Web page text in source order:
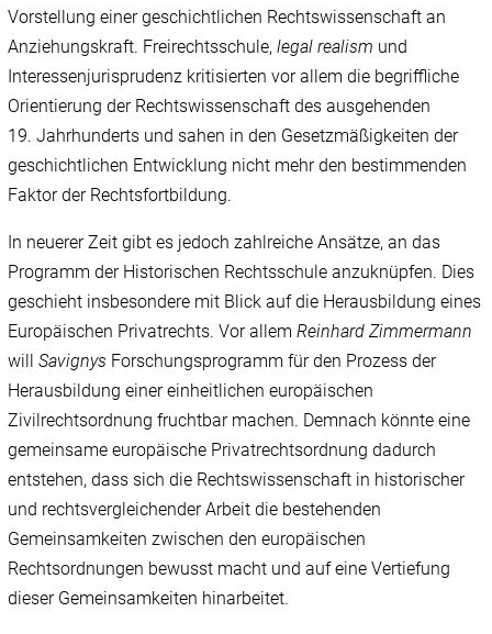
Vorstellung einer geschichtlichen Rechtswissenschaft an
Anziehungskraft. Freirechtsschule,legal realism und
Interessenjurisprudenz kritisierten vor allem die begriffliche
Orientierung der Rechtswissenschaft des ausgehenden
19. Jahrhunderts und sahen in den Gesetzmäßigkeiten der
geschichtlichen Entwicklung nicht mehr den bestimmenden
Faktor der Rechtsfortbildung.
In neuerer Zeit gibt es jedoch zahlreiche Ansätze, an das
Programm der Historischen Rechtsschule anzuknüpfen. Dies
geschieht insbesondere mit Blick auf die Herausbildung eines
Europäischen Privatrechts. Vor allemReinhard Zimmermann
willSavignys Forschungsprogramm für den Prozess der
Herausbildung einer einheitlichen europäischen
Zivilrechtsordnung fruchtbar machen. Demnach könnte eine
gemeinsame europäische Privatrechtsordnung dadurch
entstehen, dass sich die Rechtswissenschaft in historischer
und rechtsvergleichender Arbeit die bestehenden
Gemeinsamkeiten zwischen den europäischen
Rechtsordnungen bewusst macht und auf eine Vertiefung
dieser Gemeinsamkeiten hinarbeitet.